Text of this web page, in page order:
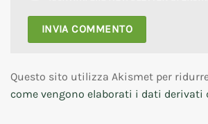
Questo sito utilizza Akismet per
come vengono elaborati i dati derivati